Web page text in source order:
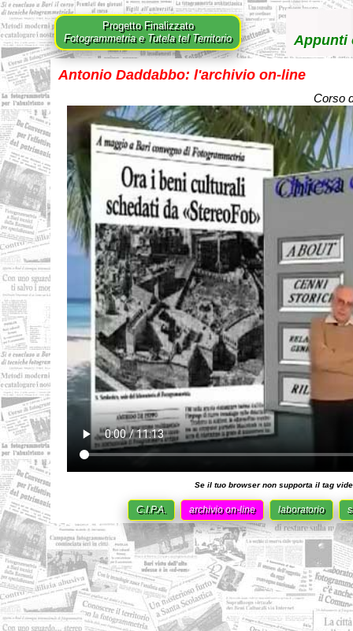
Progetto Finalizzato
Fotogrammetria e Tutela tel Territorio
Appunti
Antonio Daddabbo: l'archivio on-line
Corso
Se il tuo browser non supporta il tag
C.I.P.A. archivio on-line laboratorio